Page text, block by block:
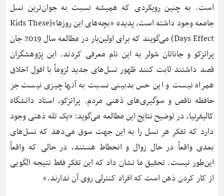
است. به چنین رویکردی که همیشه نسبت به جوان‌ترین نسل
جامعه وجود داشته است، پدیده «بچه‌های این روزها»(Kids These
Days Effect) می‌گویند که برای اولین‌بار در مطالعه سال 2019 جان
پراتزکو و جاناتان شولر به این نام معرفی کردند. این پژوهشگران
قصد داشتند ثابت کنند ظهور نسل‌های جدید لزوماً با افول اخلاق
همراه نیست و این حس بدبینی نسبت به آنها چیزی نیست جز
حافظه ناقص و سوگیری‌های ذهنی مردم. پراتزکو، استاد دانشگاه
کالیفرنیا، در توضیح نتایج این مطالعه می‌گوید: «یک تله ذهنی وجود
دارد که تفکر هر نسل را به این جهت سوق می‌دهد که نسل‌های
بعدی واقعاً در حال زوال و انحطاط هستند، در حالی که واقعاً
این‌طور نیست. تحقیق ما نشان داد که این تفکر فقط نتیجه الگویی
از کار کردن ذهن است که افراد کنترلی روی آن ندارند.»